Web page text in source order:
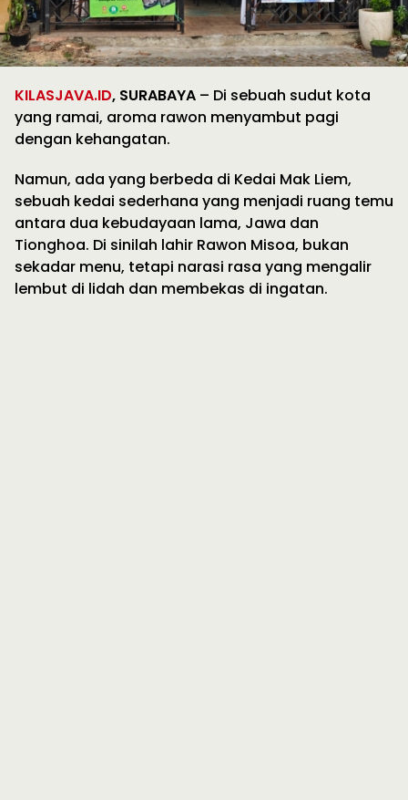
KILASJAVA.ID, SURABAYA – Di sebuah sudut kota
yang ramai, aroma rawon menyambut pagi
dengan kehangatan.
Namun, ada yang berbeda di Kedai Mak Liem,
sebuah kedai sederhana yang menjadi ruang temu
antara dua kebudayaan lama, Jawa dan
Tionghoa. Di sinilah lahir Rawon Misoa, bukan
sekadar menu, tetapi narasi rasa yang mengalir
lembut di lidah dan membekas di ingatan.